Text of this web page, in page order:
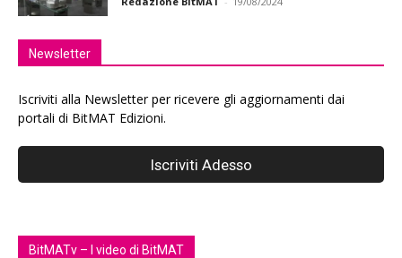
Newsletter
Iscriviti alla Newsletter per ricevere gli aggiornamenti dai
portali di BitMAT Edizioni.
BitMATv – I video di BitMAT